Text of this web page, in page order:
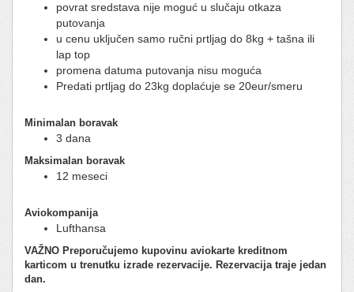
povrat sredstava nije moguć u slučaju otkaza
putovanja
u cenu uključen samo ručni prtljag do 8kg + tašna ili
lap top
promena datuma putovanja nisu moguća
Predati prtljag do 23kg doplaćuje se 20eur/smeru
Minimalan boravak
3 dana
Maksimalan boravak
12 meseci
Aviokompanija
Lufthansa
VAŽNO Preporučujemo kupovinu aviokarte kreditnom
karticom u trenutku izrade rezervacije. Rezervacija traje jedan
dan.